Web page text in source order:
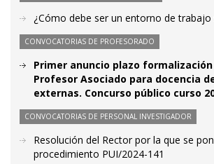
¿Cómo debe ser un entorno de trabajo
CONVOCATORIAS DE PROFESORADO
Primer anuncio plazo
Profesor Asociado para docencia
externas. Concurso público curso
CONVOCATORIAS DE PERSONAL INVESTIGADOR
Resolución del Rector por la que se
procedimiento PUI/2024-141